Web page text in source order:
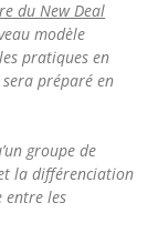
du New Deal
modèle
pratiques en
préparé en
groupe de
la différenciation
entre les